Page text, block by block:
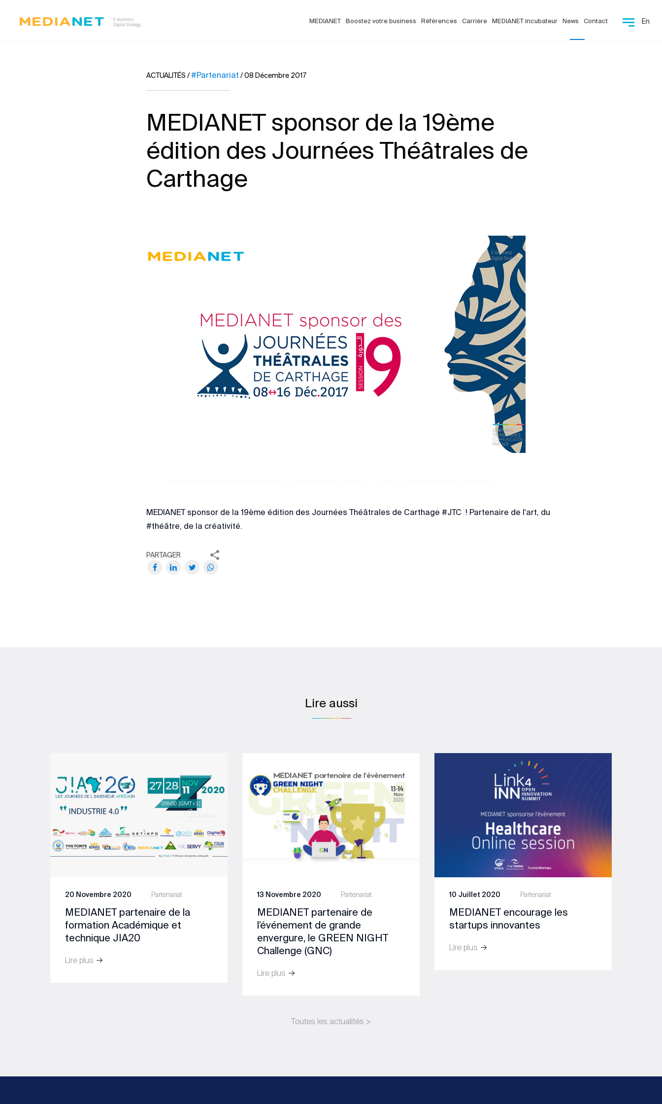
MEDIANET Boostez votre business Références Carrière MEDIANET incubateur News Contact En
ACTUALITÉS /#Partenariat /08 Décembre 2017
MEDIANET sponsor de la 19ème
édition des Journées Théâtrales de
Carthage
MEDIANET sponsor de la 19ème édition des Journées Théâtrales de Carthage #JTC ! Partenaire de l'art, du
#théâtre, de la créativité.
PARTAGER
Lire aussi
Partenariat
20 Novembre 2020
MEDIANET partenaire de la
formation Académique et
technique JIA20
Lire plus
Partenariat
13 Novembre 2020
MEDIANET partenaire de
l’événement de grande
envergure, le GREEN NIGHT
Challenge (GNC)
Lire plus
Partenariat
10 Juillet 2020
MEDIANET encourage les
startups innovantes
Lire plus
Toutes les actualités >